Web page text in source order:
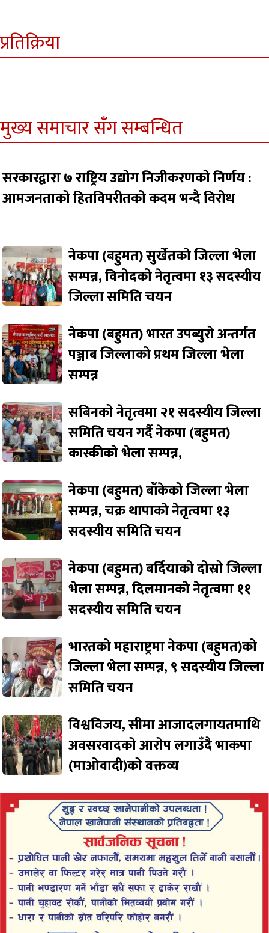
प्रतिक्रिया
मुख्य समाचार सँग सम्बन्धित
सरकारद्वारा ७ राष्ट्रिय उद्योग निजीकरणको निर्णय :
आमजनताको हितविपरीतको कदम भन्दै विरोध
नेकपा (बहुमत) सुर्खेतको जिल्ला भेला
सम्पन्न, विनोदको नेतृत्वमा १३ सदस्यीय
जिल्ला समिति चयन
नेकपा (बहुमत) भारत उपब्युरो अन्तर्गत
पञ्जाब जिल्लाको प्रथम जिल्ला भेला
सम्पन्न
सबिनको नेतृत्वमा २१ सदस्यीय जिल्ला
समिति चयन गर्दै नेकपा (बहुमत)
कास्कीको भेला सम्पन्न,
नेकपा (बहुमत) बाँकेको जिल्ला भेला
सम्पन्न, चक्र थापाको नेतृत्वमा १३
सदस्यीय समिति चयन
नेकपा (बहुमत) बर्दियाको दोस्रो जिल्ला
भेला सम्पन्न, दिलमानको नेतृत्वमा ११
सदस्यीय समिति चयन
भारतको महाराष्ट्रमा नेकपा (बहुमत)को
जिल्ला भेला सम्पन्न, ९ सदस्यीय जिल्ला
समिति चयन
विश्वविजय, सीमा आजादलगायतमाथि
अवसरवादको आरोप लगाउँदै भाकपा
(माओवादी)को वक्तव्य